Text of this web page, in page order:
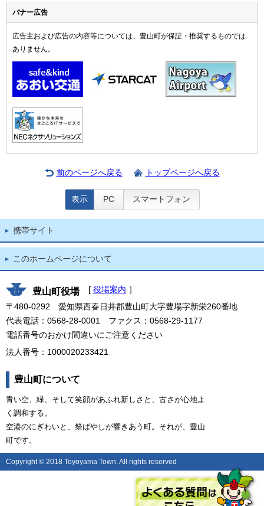
バナー広告
広告主および広告の内容等については、豊山町が保証・推奨するものでは
ありません。
前のページへ戻る トップページへ戻る
表示 PC スマートフォン
携帯サイト
このホームページについて
豊山町役場 [ 役場案内 ］
〒480-0292 愛知県西春日井郡豊山町大字豊場字新栄260番地
代表電話：0568-28-0001 ファクス：0568-29-1177
電話番号のおかけ間違いにご注意ください
法人番号：1000020233421
豊山町について
青い空、緑、そして笑顔があふれ新しさと、古さが心地よ
く調和する。
空港のにぎわいと、祭ばやしが響きあう町。それが、豊山
町です。
Copyright © 2018 Toyoyama Town. All rights reserved